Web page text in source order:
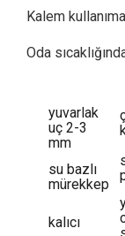
Kalem
Oda
yuvarlak
uç 2-3
mm
su bazlı
mürekkep
kalıcı